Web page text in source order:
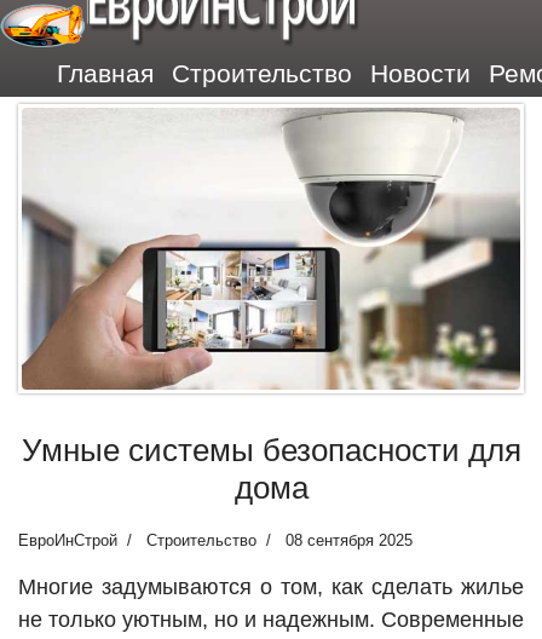
Главная Строительство Новости
Умные системы безопасности для
дома
ЕвроИнСтрой Строительство 08 сентября 2025
Многие задумываются о том, как сделать жилье
не только уютным, но и надежным. Современные